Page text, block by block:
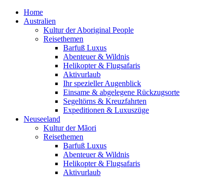
Home
Australien
Kultur der Aboriginal People
Reisethemen
Barfuß Luxus
Abenteuer & Wildnis
Helikopter & Flugsafaris
Aktivurlaub
Ihr spezieller Augenblick
Einsame & abgelegene Rückzugsorte
Segeltörns & Kreuzfahrten
Expeditionen & Luxuszüge
Neuseeland
Kultur der Mãori
Reisethemen
Barfuß Luxus
Abenteuer & Wildnis
Helikopter & Flugsafaris
Aktivurlaub